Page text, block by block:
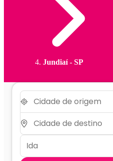
Jundiaí - SP